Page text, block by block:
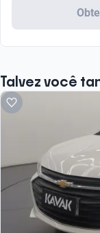
Talvez você